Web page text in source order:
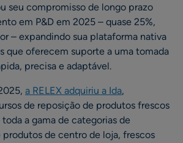
seu compromisso de longo prazo
em P&D em 2025 – quase 25%,
– expandindo sua plataforma nativa
que oferecem suporte a uma tomada
precisa e adaptável.
a RELEX adquiriu a Ida,
de reposição de produtos frescos
a gama de categorias de
produtos de centro de loja, frescos